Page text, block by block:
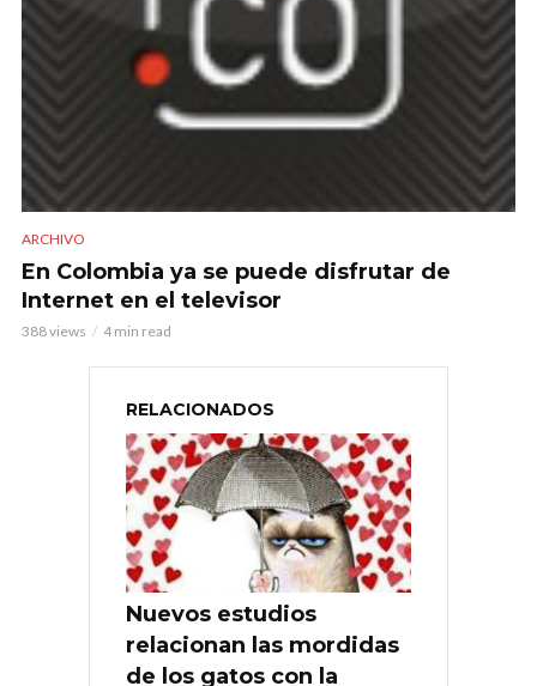
ARCHIVO
En Colombia ya se puede disfrutar de
Internet en el televisor
388 views 4 min read
RELACIONADOS
Nuevos estudios
relacionan las mordidas
de los gatos con la